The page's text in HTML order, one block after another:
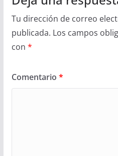
Tu dirección de correo
publicada. Los campos
con *
Comentario *